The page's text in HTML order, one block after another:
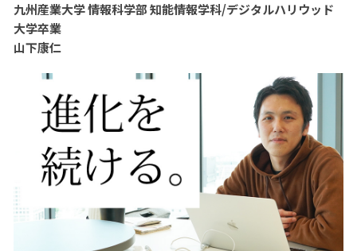
九州産業大学 情報科学部 知能情報学科/デジタルハリウッド
大学卒業
山下康仁